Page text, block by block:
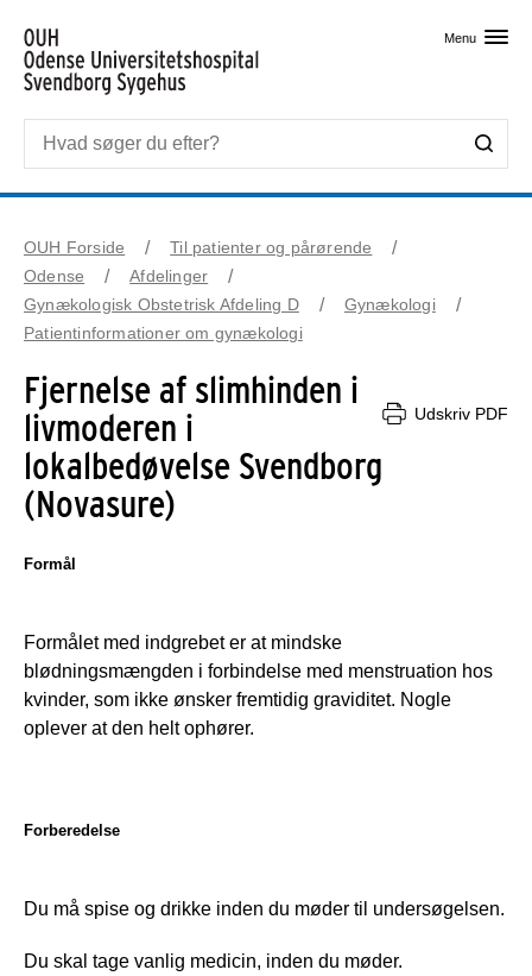
Menu
OUH Forside
Til patienter og pårørende
Odense
Afdelinger
Gynækologisk Obstetrisk Afdeling D
Gynækologi
Patientinformationer om gynækologi
Fjernelse af slimhinden i
livmoderen i
lokalbedøvelse Svendborg
(Novasure)
Udskriv PDF
Formål
Formålet med indgrebet er at mindske
blødningsmængden i forbindelse med menstruation hos
kvinder, som ikke ønsker fremtidig graviditet. Nogle
oplever at den helt ophører.
Forberedelse
Du må spise og drikke inden du møder til undersøgelsen.
Du skal tage vanlig medicin, inden du møder.